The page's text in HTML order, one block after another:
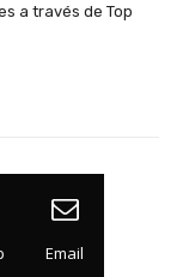
a través de Top
Email